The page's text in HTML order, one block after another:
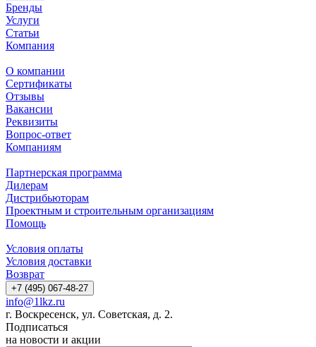
Бренды
Услуги
Статьи
Компания
О компании
Сертификаты
Отзывы
Вакансии
Реквизиты
Вопрос-ответ
Компаниям
Партнерская программа
Дилерам
Дистрибьюторам
Проектным и строительным организациям
Помощь
Условия оплаты
Условия доставки
Возврат
+7 (495) 067-48-27
info@1lkz.ru
г. Воскресенск, ул. Советская, д. 2.
Подписаться
на новости и акции